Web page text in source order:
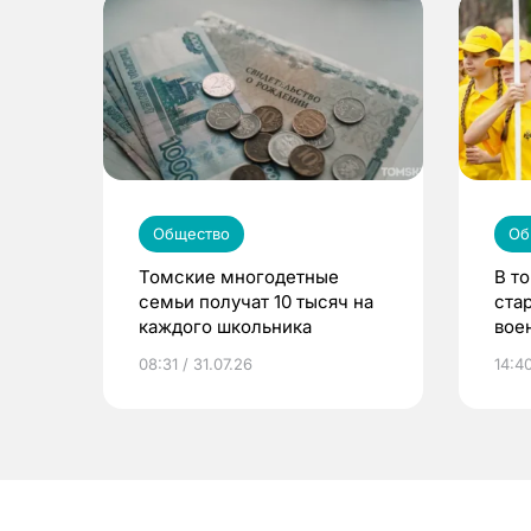
Общество
Томские многодетные
семьи получат 10 тысяч на
каждого школьника
08:31 / 31.07.26
В